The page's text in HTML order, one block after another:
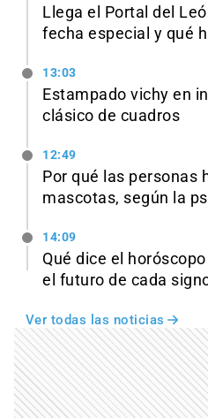
Llega el Portal del
fecha especial y qué
13:03
Estampado vichy en
clásico de cuadros
12:49
Por qué las personas
mascotas, según la
14:09
Qué dice el
el futuro de cada
Ver todas las noticias